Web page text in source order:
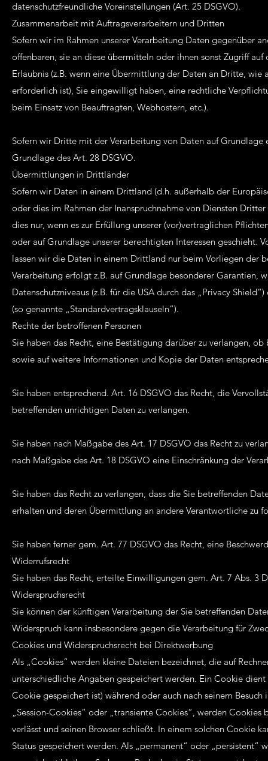
datenschutzfreundliche Voreinstellungen (Art. 25 DSGVO).
Zusammenarbeit mit Auftragsverarbeitern und Dritten
Sofern wir im Rahmen unserer Verarbeitung Daten gegenüber
offenbaren, sie an diese übermitteln oder ihnen sonst Zugriff
Erlaubnis (z.B. wenn eine Übermittlung der Daten an Dritte,
erforderlich ist), Sie eingewilligt haben, eine rechtliche
beim Einsatz von Beauftragten, Webhostern, etc.).
Sofern wir Dritte mit der Verarbeitung von Daten auf
Grundlage des Art. 28 DSGVO.
Übermittlungen in Drittländer
Sofern wir Daten in einem Drittland (d.h. außerhalb der
oder dies im Rahmen der Inanspruchnahme von Diensten
dies nur, wenn es zur Erfüllung unserer (vor)vertraglichen
oder auf Grundlage unserer berechtigten Interessen geschieht.
lassen wir die Daten in einem Drittland nur beim Vorliegen der
Verarbeitung erfolgt z.B. auf Grundlage besonderer Garantien,
Datenschutzniveaus (z.B. für die USA durch das „Privacy
(so genannte „Standardvertragsklauseln“).
Rechte der betroffenen Personen
Sie haben das Recht, eine Bestätigung darüber zu verlangen,
sowie auf weitere Informationen und Kopie der Daten
Sie haben entsprechend. Art. 16 DSGVO das Recht, die
betreffenden unrichtigen Daten zu verlangen.
Sie haben nach Maßgabe des Art. 17 DSGVO das Recht zu
nach Maßgabe des Art. 18 DSGVO eine Einschränkung der
Sie haben das Recht zu verlangen, dass die Sie betreffenden
erhalten und deren Übermittlung an andere Verantwortliche zu
Sie haben ferner gem. Art. 77 DSGVO das Recht, eine
Widerrufsrecht
Sie haben das Recht, erteilte Einwilligungen gem. Art. 7 Abs. 3
Widerspruchsrecht
Sie können der künftigen Verarbeitung der Sie betreffenden
Widerspruch kann insbesondere gegen die Verarbeitung für
Cookies und Widerspruchsrecht bei Direktwerbung
Als „Cookies“ werden kleine Dateien bezeichnet, die auf
unterschiedliche Angaben gespeichert werden. Ein Cookie
Cookie gespeichert ist) während oder auch nach seinem
„Session-Cookies“ oder „transiente Cookies“, werden
verlässt und seinen Browser schließt. In einem solchen Cookie
Status gespeichert werden. Als „permanent“ oder „persistent“